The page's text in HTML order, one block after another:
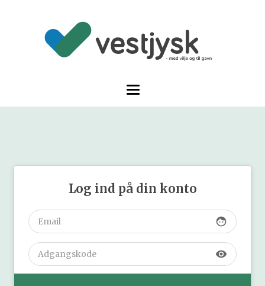
Log ind på din konto
face
visibility